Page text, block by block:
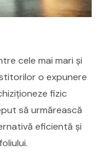
cele mai mari și
o expunere
fizic
să urmărească
eficientă și